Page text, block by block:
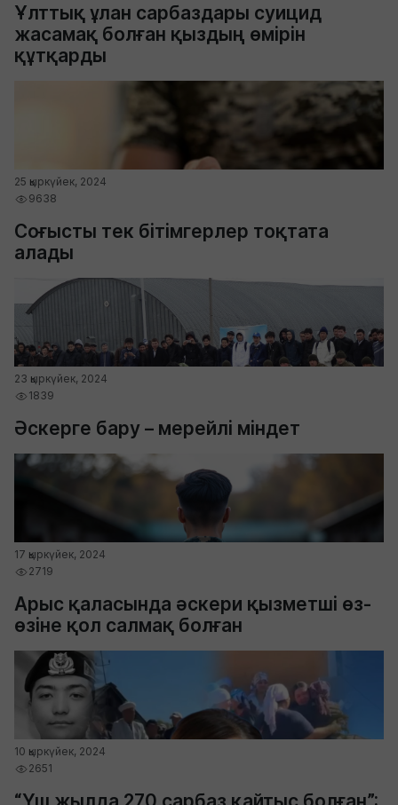
Ұлттық ұлан сарбаздары суицид
жасамақ болған қыздың өмірін
құтқарды
25 қыркүйек, 2024
9638
Соғысты тек бітімгерлер тоқтата
алады
23 қыркүйек, 2024
1839
Әскерге бару – мерейлі міндет
17 қыркүйек, 2024
2719
Арыс қаласында әскери қызметші өз-
өзіне қол салмақ болған
10 қыркүйек, 2024
2651